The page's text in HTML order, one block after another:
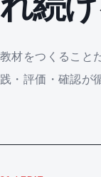
教材をつくること
践・評価・確認が